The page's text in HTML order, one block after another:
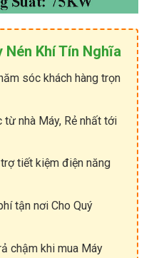
Nén Khí Tín Nghĩa
sóc khách hàng trọn
từ nhà Máy, Rẻ nhất tới
tiết kiệm điện năng
tận nơi Cho Quý
chậm khi mua Máy